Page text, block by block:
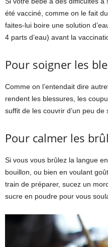
été vacciné, comme on le fait
faites-lui boire une solution
4 parts d’eau) avant la
Pour soigner les
Comme on l’entendait dire
rendent les blessures, les
suffit de les couvrir d’un peu de
Pour calmer les
Si vous vous brûlez la langue
bouillon, ou bien en voulant
train de préparer, sucez un
sucre en poudre pour vous